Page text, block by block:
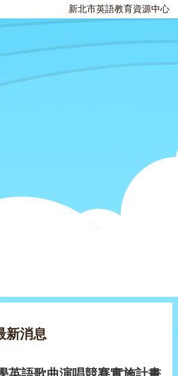
新北市英語教育資源中心
新消息